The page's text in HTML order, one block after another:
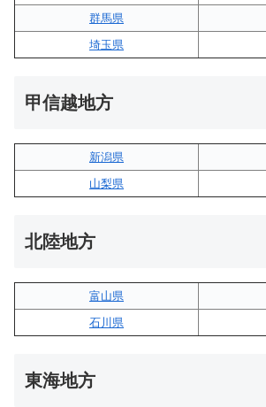
群馬県
埼玉県
甲信越地方
新潟県
山梨県
北陸地方
富山県
石川県
東海地方